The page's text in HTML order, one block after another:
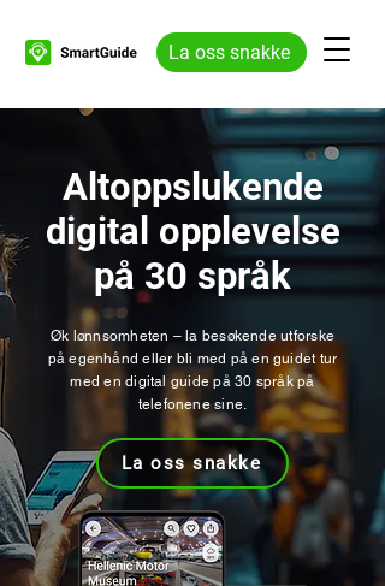
La oss snakke
Altoppslukende
digital opplevelse
på 30 språk
Øk lønnsomheten – la besøkende utforske
på egenhånd eller bli med på en guidet tur
med en digital guide på 30 språk på
telefonene sine.
La oss snakke